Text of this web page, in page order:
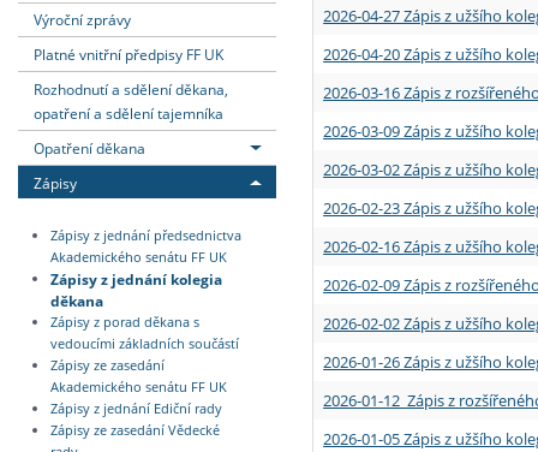
Absolventi fakulty
Vyjíždějící zaměstnanci
Výroční zprávy
Platné vnitřní předpisy FF UK
Rozhodnutí a sdělení děkana,
opatření a sdělení tajemníka
Opatření děkana
Zápisy
Zápisy z jednání předsednictva
Akademického senátu FF UK
Zápisy z jednání kolegia
děkana
Zápisy z porad děkana s
vedoucími základních součástí
Zápisy ze zasedání
Akademického senátu FF UK
Zápisy z jednání Ediční rady
Zápisy ze zasedání Vědecké
2026-04-27 Zápis z užšího
2026-04-20 Zápis z užšího
2026-03-16 Zápis z
2026-03-09 Zápis z užšího
2026-03-02 Zápis z užšího
2026-02-23 Zápis z užšího
2026-02-16 Zápis z užšího
2026-02-09 Zápis z
2026-02-02 Zápis z užšího
2026-01-26 Zápis z užšího
2026-01-12 Zápis z
2026-01-05 Zápis z užšího